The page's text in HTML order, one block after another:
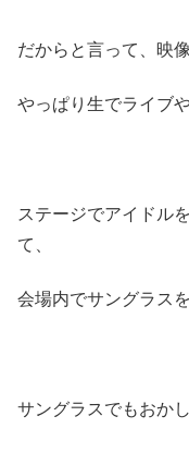
だからと言って、映
やっぱり生でライブ
ステージでアイドル
て、
会場内でサングラス
サングラスでもおか